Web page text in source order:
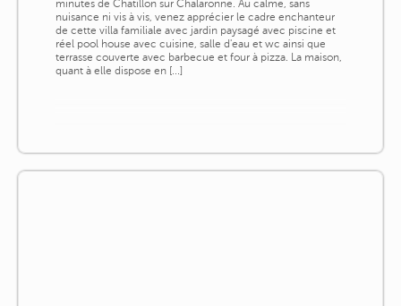
minutes de Chatillon sur Chalaronne. Au calme, sans
nuisance ni vis à vis, venez apprécier le cadre enchanteur
de cette villa familiale avec jardin paysagé avec piscine et
réel pool house avec cuisine, salle d'eau et wc ainsi que
terrasse couverte avec barbecue et four à pizza. La maison,
quant à elle dispose en [...]